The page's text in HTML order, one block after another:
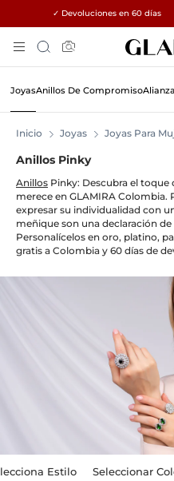
✓ Devoluciones en 60 días
To
Content
Búsqueda
JoyasAnillos De Compromiso
Inicio Joyas Joyas Para
Anillos Pinky
Anillos Pinky: Descubra el
merece en GLAMIRA Colombia.
expresar su individualidad con
meñique son una declaración
Personalícelos en oro, platino,
gratis a Colombia y 60 días de
Estilo Seleccionar